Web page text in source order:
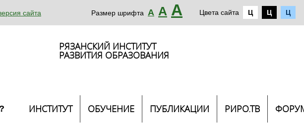
сайта Размер шрифта А А А Цвета сайта Ц Ц Ц
РЯЗАНСКИЙ ИНСТИТУТ
РАЗВИТИЯ ОБРАЗОВАНИЯ
? ИНСТИТУТ ОБУЧЕНИЕ ПУБЛИКАЦИИ РИРО.ТВ